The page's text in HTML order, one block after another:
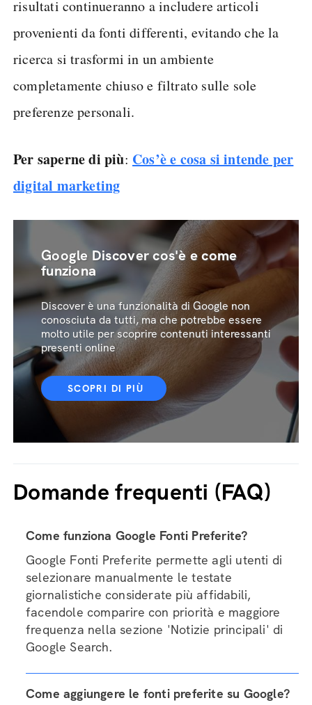
risultati continueranno a includere articoli
provenienti da fonti differenti, evitando che la
ricerca si trasformi in un ambiente
completamente chiuso e filtrato sulle sole
preferenze personali.
Per saperne di più: Cos’è e cosa si intende per
digital marketing
Google Discover cos'è e come
funziona
Discover è una funzionalità di Google non
conosciuta da tutti, ma che potrebbe essere
molto utile per scoprire contenuti interessanti
presenti online
SCOPRI DI PIÙ
Domande frequenti (FAQ)
Come funziona Google Fonti Preferite?
Google Fonti Preferite permette agli utenti di
selezionare manualmente le testate
giornalistiche considerate più affidabili,
facendole comparire con priorità e maggiore
frequenza nella sezione 'Notizie principali' di
Google Search.
Come aggiungere le fonti preferite su Google?